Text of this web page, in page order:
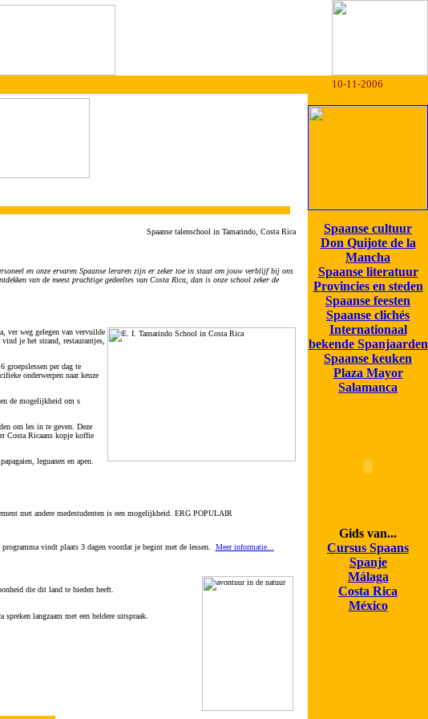
10-11-2006
Spaanse talenschool in Tamarindo, Costa Rica
en onze ervaren Spaanse leraren zijn er zeker toe in staat om jouw verblijf bij ons
van de meest prachtige gedeeltes van Costa Rica, dan is onze school zeker de
ver weg gelegen van vervuilde
je het strand, restaurantjes,
groepslessen per dag te
onderwerpen naar keuze
de mogelijkheid om s
om les in te geven. Deze
Costa Ricaans kopje koffie
leguanen en apen.
met andere medestudenten is een mogelijkheid. ERG POPULAIR
vindt plaats 3 dagen voordat je begint met de lessen.
Meer informatie...
die dit land te bieden heeft.
langzaam met een heldere uitspraak.
Spaanse cultuur
Don Quijote de la
Mancha
Spaanse literatuur
Provincies en steden
Spaanse feesten
Spaanse clichés
Internationaal
bekende Spanjaarden
Spaanse keuken
Plaza Mayor
Salamanca
Gids van...
Cursus Spaans
Spanje
Málaga
Costa Rica
México